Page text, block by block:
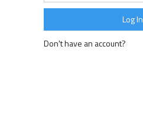
Don't have an account?